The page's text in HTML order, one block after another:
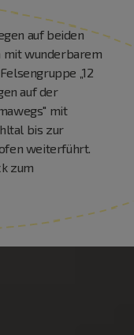
auf beiden
mit wunderbarem
„12
auf der
mit
bis zur
weiterführt.
zum